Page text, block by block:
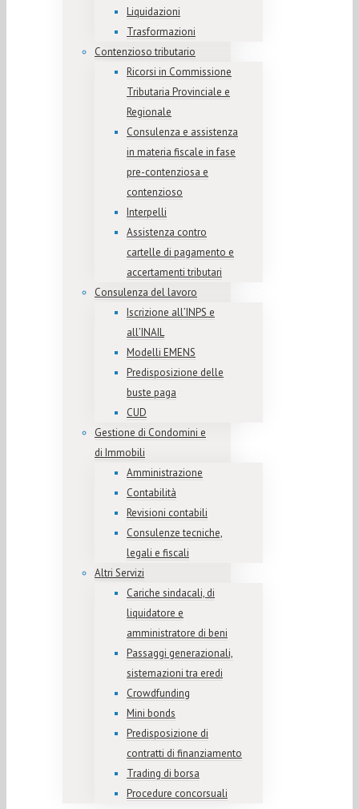
Liquidazioni
Trasformazioni
Contenzioso tributario
Ricorsi in Commissione
Tributaria Provinciale e
Regionale
Consulenza e assistenza
in materia fiscale in fase
pre-contenziosa e
contenzioso
Interpelli
Assistenza contro
cartelle di pagamento e
accertamenti tributari
Consulenza del lavoro
Iscrizione all’INPS e
all’INAIL
Modelli EMENS
Predisposizione delle
buste paga
CUD
Gestione di Condomini e
di Immobili
Amministrazione
Contabilità
Revisioni contabili
Consulenze tecniche,
legali e fiscali
Altri Servizi
Cariche sindacali, di
liquidatore e
amministratore di beni
Passaggi generazionali,
sistemazioni tra eredi
Crowdfunding
Mini bonds
Predisposizione di
contratti di finanziamento
Trading di borsa
Procedure concorsuali